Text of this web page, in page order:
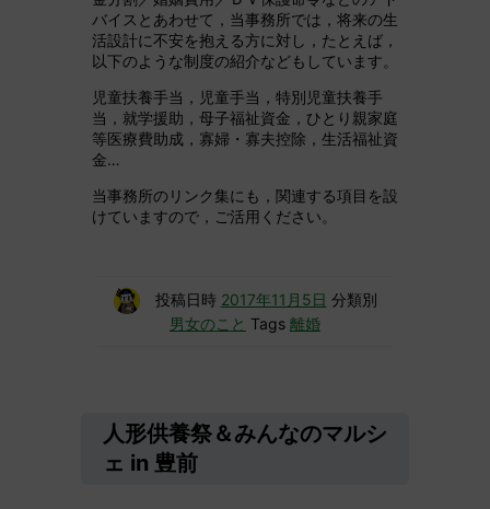
バイスとあわせて，当事務所では，将来の生
活設計に不安を抱える方に対し，たとえば，
以下のような制度の紹介などもしています。
児童扶養手当，児童手当，特別児童扶養手
当，就学援助，母子福祉資金，ひとり親家庭
等医療費助成，寡婦・寡夫控除，生活福祉資
金…
当事務所のリンク集にも，関連する項目を設
けていますので，ご活用ください。
投稿日時 2017年11月5日 分類別
男女のこと Tags 離婚
人形供養祭＆みんなのマルシ
ェ in 豊前